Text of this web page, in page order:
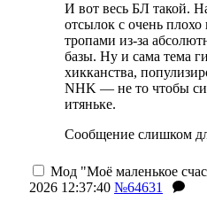
И вот весь БЛ такой.
отсылок с очень
тропами из-за
базы. Ну и сама тема
хикканства,
NHK — не то чтобы
итяньке.
Сообщение слишком
Мод "Моё маленькое
2026 12:37:40 №64631